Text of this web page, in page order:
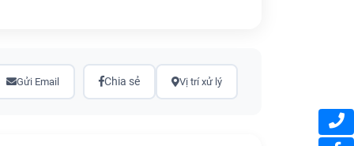
Gửi Email Chia sẻ Vị trí xử lý